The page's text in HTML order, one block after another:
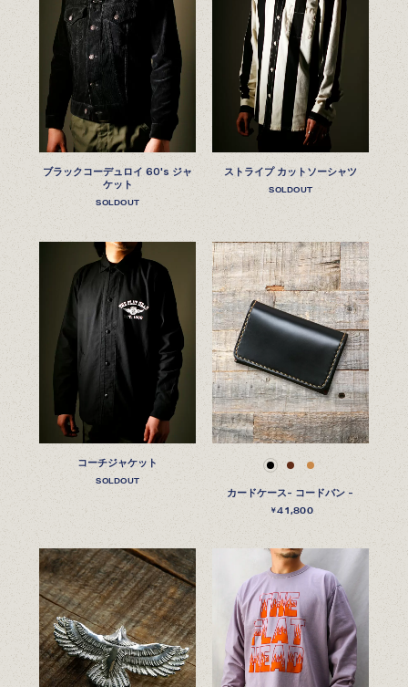
ブラックコーデュロイ 60's ジャ
ケット
SOLDOUT
ストライプ カットソーシャツ
SOLDOUT
コーチジャケット
SOLDOUT
カードケース- コードバン -
￥41,800